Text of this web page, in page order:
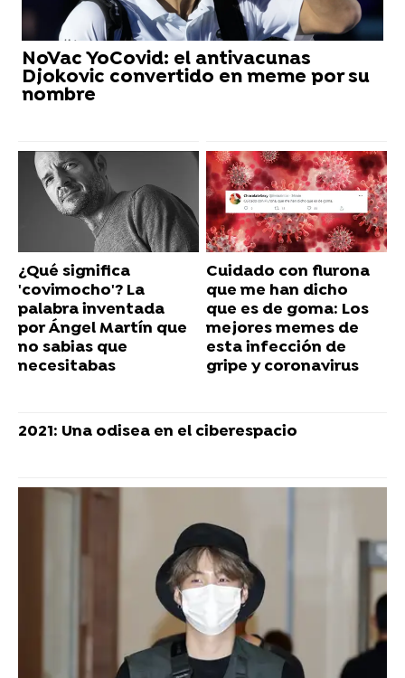
NoVac YoCovid: el antivacunas
Djokovic convertido en meme por su
nombre
¿Qué significa
'covimocho'? La
palabra inventada
por Ángel Martín que
no sabias que
necesitabas
Cuidado con flurona
que me han dicho
que es de goma: Los
mejores memes de
esta infección de
gripe y coronavirus
2021: Una odisea en el ciberespacio